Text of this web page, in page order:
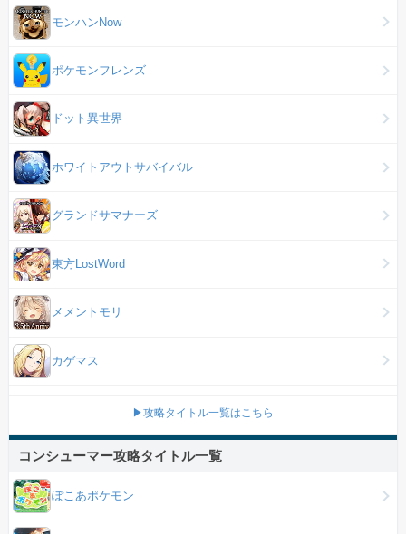
モンハンNow
ポケモンフレンズ
ドット異世界
ホワイトアウトサバイバル
グランドサマナーズ
東方LostWord
メメントモリ
カゲマス
▶攻略タイトル一覧はこちら
コンシューマー攻略タイトル一覧
ぽこあポケモン